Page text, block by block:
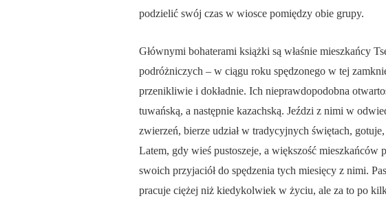
podzielić swój czas w wiosce pomiędzy obie grupy.
Głównymi bohaterami książki są właśnie mieszkańcy
podróżniczych – w ciągu roku spędzonego w tej
przenikliwie i dokładnie. Ich nieprawdopodobna
tuwańską, a następnie kazachską. Jeździ z nimi w
zwierzeń, bierze udział w tradycyjnych świętach,
Latem, gdy wieś pustoszeje, a większość mieszkańców
swoich przyjaciół do spędzenia tych miesięcy z nimi.
pracuje ciężej niż kiedykolwiek w życiu, ale za to po